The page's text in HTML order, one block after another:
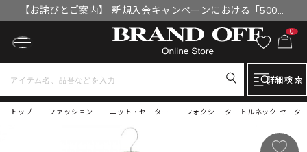
【お詫びとご案内】 新規入会キャンペーンにおける「500円
OFFクーポン」付与漏れと補填について
0
詳細検索
トップ フォクシー タートルネック セータ
ファッション ニット・セーター